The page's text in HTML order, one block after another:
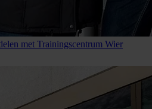
met Trainingscentrum Wier